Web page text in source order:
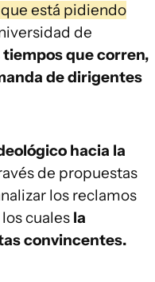
está pidiendo
de
tiempos que corren,
de dirigentes
hacia la
de propuestas
los reclamos
cuales la
convincentes.